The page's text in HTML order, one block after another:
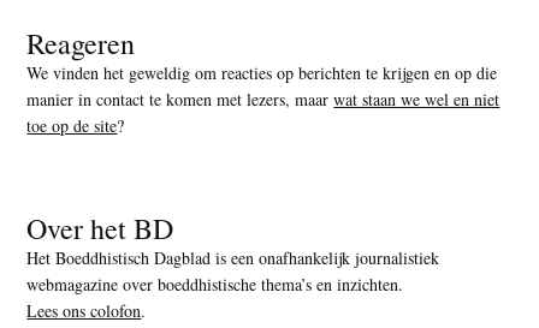
Reageren
We vinden het geweldig om reacties op berichten te krijgen en op die
manier in contact te komen met lezers, maarwat staan we wel en niet
toe op de site?
Over het BD
Het Boeddhistisch Dagblad is een onafhankelijk journalistiek
webmagazine over boeddhistische thema’s en inzichten.
Lees ons colofon.